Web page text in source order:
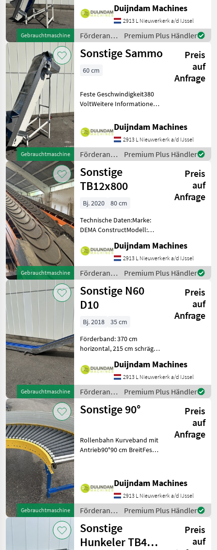
Gebrauchtmaschine
Angebot? Fragen Sie das
einfach und schnell an auf
unsere Duijndam Machines
Website! Sie kö
Duijndam Machines
2913 L Nieuwerkerk a/d IJssel
Förderanlagen
/ Sonstige
Premium Plus Händler
Gebrauchtmaschine
Sonstige Sammo
Preis
auf
Anfrage
60 cm
Feste Geschwindigkeit380
VoltWeitere Informationen
Angebot? Fragen Sie das
einfach und schnell an auf
unsere Duijndam Machines
Website! Sie kö
Duijndam Machines
2913 L Nieuwerkerk a/d IJssel
Förderanlagen
/ Sonstige
Premium Plus Händler
Gebrauchtmaschine
Sonstige
TB12x800
Preis
auf
Anfrage
Bj. 2020
80 cm
Technische Daten:Marke:
DEMA ConstructModell:
MeterBandbreite: 800
mmAntrieb: 4, 0-kW-
ElektromotorBandgeschwindigkeit:
45 m/min
(Standard)Stromverso
Duijndam Machines
2913 L Nieuwerkerk a/d IJssel
Förderanlagen
/ Sonstige
Premium Plus Händler
Gebrauchtmaschine
Sonstige N60
D10
Preis
auf
Anfrage
Bj. 2018
35 cm
Förderband: 370 cm
horizontal, 215 cm schräg
Geschwindigkeit380
VoltWeitere Informationen
oder eine vollständige
Angebot? Fragen Sie das
einfach und s
Duijndam Machines
2913 L Nieuwerkerk a/d IJssel
Förderanlagen
/ Sonstige
Premium Plus Händler
Gebrauchtmaschine
Sonstige 90°
Preis
auf
Anfrage
Rollenbahn Kurveband mit
Antrieb90°90 cm BreitFeste
vollständige Angebot?
Fragen Sie das einfach und
schnell an auf u
Duijndam Machines
2913 L Nieuwerkerk a/d IJssel
Förderanlagen
/ Sonstige
Premium Plus Händler
Sonstige
Hunkeler TB4
Preis
auf